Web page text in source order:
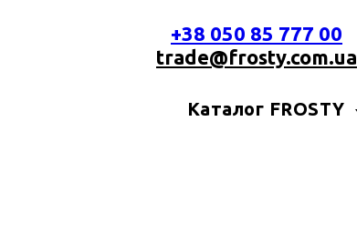
+38 050 85 777 00
trade@frosty.com.ua
Каталог FROSTY